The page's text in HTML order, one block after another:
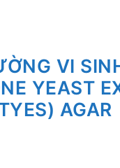
VI
YEAST
AGAR